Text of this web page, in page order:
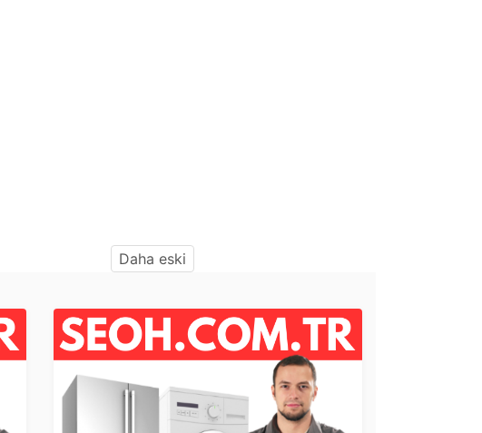
Daha eski